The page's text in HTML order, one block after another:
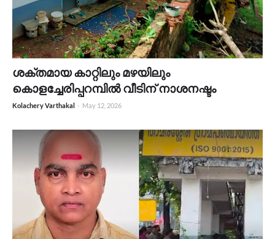
ശക്തമായ കാറ്റിലും മഴയിലും
കൊളച്ചേരിപ്പറമ്പിൽ വീടിന് നാശനഷ്ടം
Kolachery Varthakal - May 12, 2026